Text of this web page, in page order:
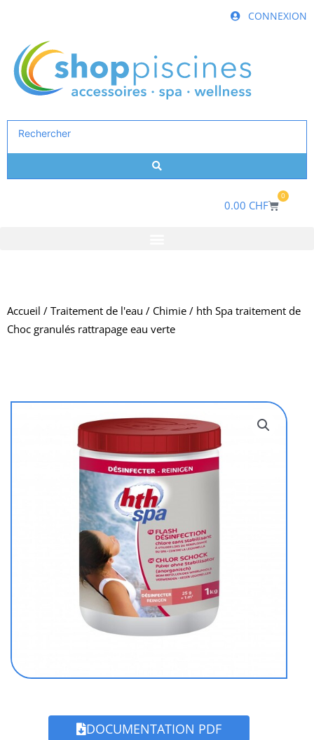
contenu
CONNEXION
Search
0.00 CHF
0
Panier
Accueil / Traitement de l'eau / Chimie / hth Spa traitement de
Choc granulés rattrapage eau verte
DOCUMENTATION PDF